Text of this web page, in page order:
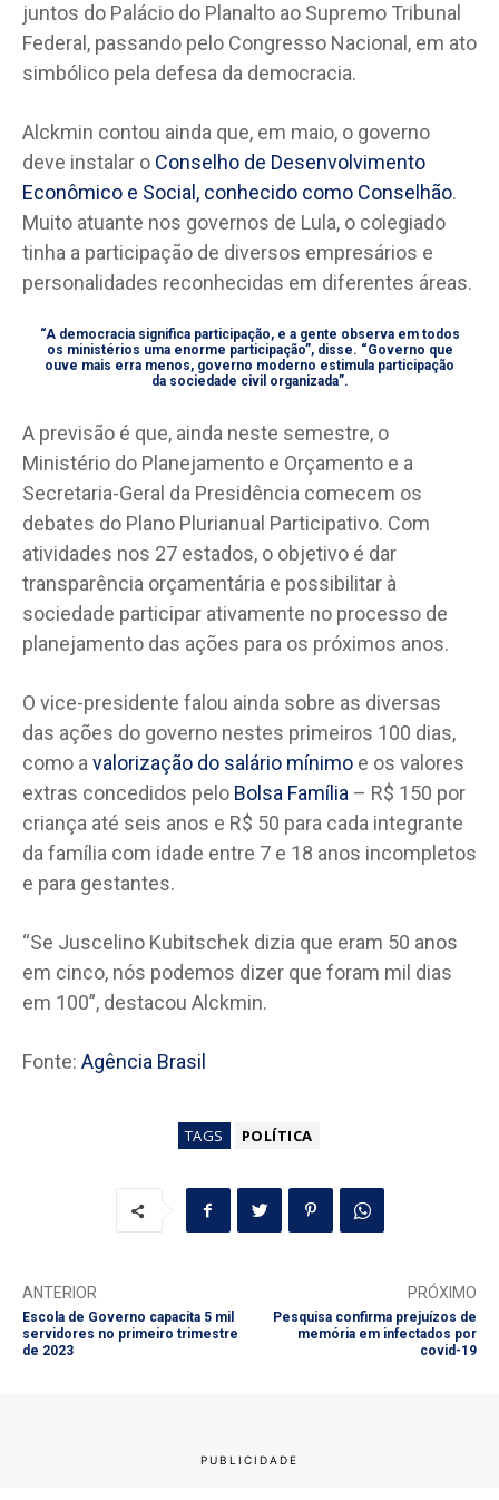
juntos do Palácio do Planalto ao Supremo Tribunal
Federal, passando pelo Congresso Nacional, em ato
simbólico pela defesa da democracia.
Alckmin contou ainda que, em maio, o governo
deve instalar o Conselho de Desenvolvimento
Econômico e Social, conhecido como Conselhão.
Muito atuante nos governos de Lula, o colegiado
tinha a participação de diversos empresários e
personalidades reconhecidas em diferentes áreas.
“A democracia significa participação, e a gente observa em todos
os ministérios uma enorme participação”, disse. “Governo que
ouve mais erra menos, governo moderno estimula participação
da sociedade civil organizada”.
A previsão é que, ainda neste semestre, o
Ministério do Planejamento e Orçamento e a
Secretaria-Geral da Presidência comecem os
debates do Plano Plurianual Participativo. Com
atividades nos 27 estados, o objetivo é dar
transparência orçamentária e possibilitar à
sociedade participar ativamente no processo de
planejamento das ações para os próximos anos.
O vice-presidente falou ainda sobre as diversas
das ações do governo nestes primeiros 100 dias,
como avalorização do salário mínimo e os valores
extras concedidos pelo Bolsa Família – R$ 150 por
criança até seis anos e R$ 50 para cada integrante
da família com idade entre 7 e 18 anos incompletos
e para gestantes.
“Se Juscelino Kubitschek dizia que eram 50 anos
em cinco, nós podemos dizer que foram mil dias
em 100”, destacou Alckmin.
Fonte: Agência Brasil
TAGS POLÍTICA
ANTERIOR
Escola de Governo capacita 5 mil
servidores no primeiro trimestre
de 2023
PRÓXIMO
Pesquisa confirma prejuízos de
memória em infectados por
covid-19